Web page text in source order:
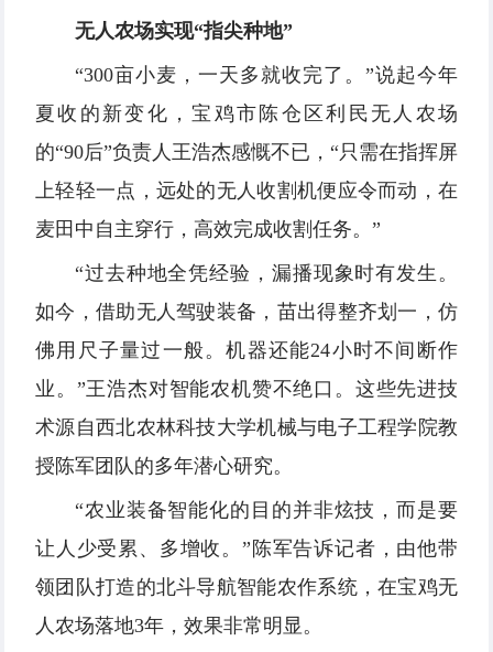
无人农场实现“指尖种地”
“300亩小麦，一天多就收完了。”说起今年
夏收的新变化，宝鸡市陈仓区利民无人农场
的“90后”负责人王浩杰感慨不已，“只需在指挥屏
上轻轻一点，远处的无人收割机便应令而动，在
麦田中自主穿行，高效完成收割任务。”
“过去种地全凭经验，漏播现象时有发生。
如今，借助无人驾驶装备，苗出得整齐划一，仿
佛用尺子量过一般。机器还能24小时不间断作
业。”王浩杰对智能农机赞不绝口。这些先进技
术源自西北农林科技大学机械与电子工程学院教
授陈军团队的多年潜心研究。
“农业装备智能化的目的并非炫技，而是要
让人少受累、多增收。”陈军告诉记者，由他带
领团队打造的北斗导航智能农作系统，在宝鸡无
人农场落地3年，效果非常明显。